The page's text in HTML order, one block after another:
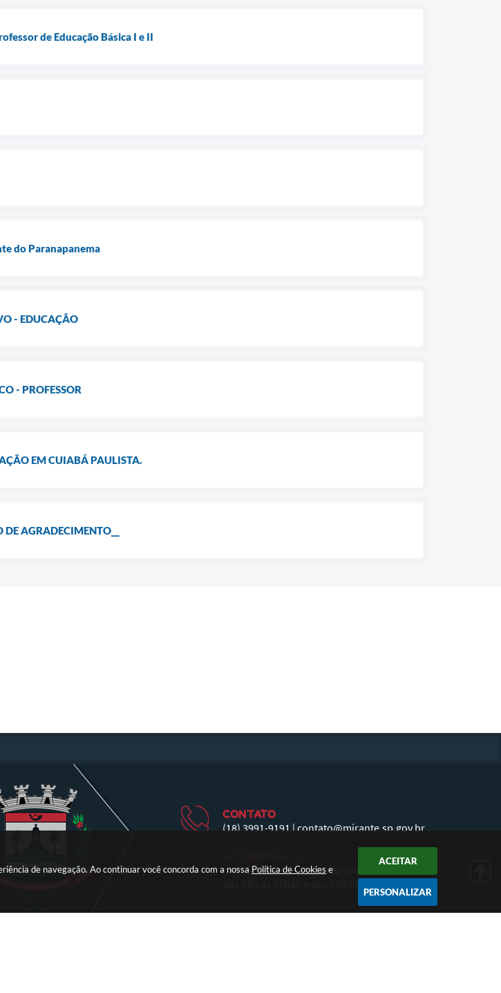
de navegação. Ao continuar você concorda com a nossa Política de Cookies e
ACEITAR
PERSONALIZAR
de Educação Básica I e II
do Paranapanema
- EDUCAÇÃO
- PROFESSOR
EM CUIABÁ PAULISTA.
AGRADECIMENTO__
CONTATO
(18) 3991-9191 |contato@mirante.sp.gov.br
Atendimento de Segunda-feira a Sexta-feira
das 08h às 11h30 e das 13h30 às 17h